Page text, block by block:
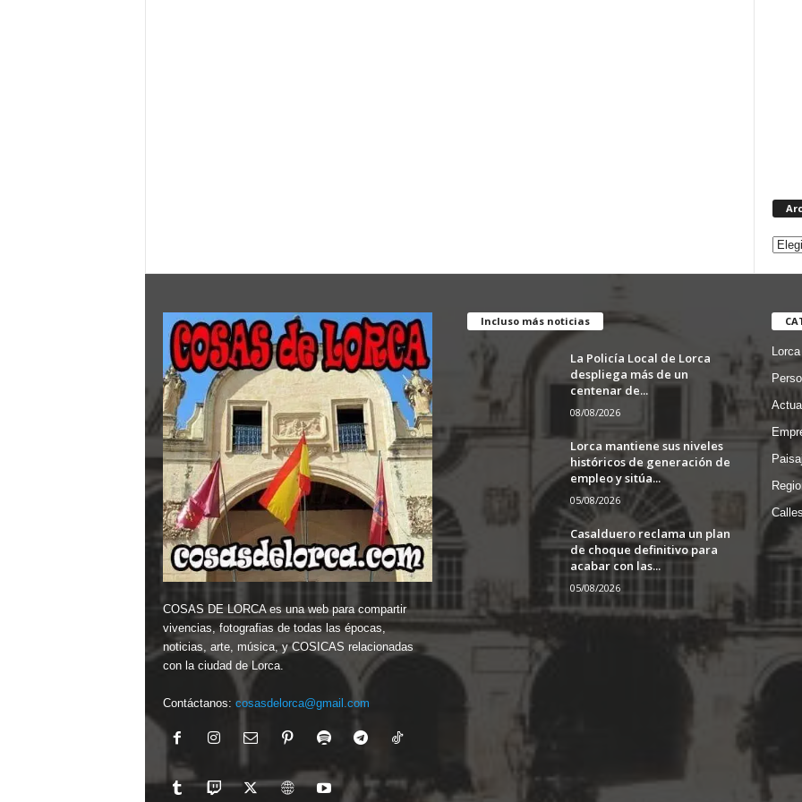
COSAS DE LORCA es una web para compartir
vivencias, fotografias de todas las épocas,
noticias, arte, música, y COSICAS relacionadas
con la ciudad de Lorca.
Contáctanos: cosasdelorca@gmail.com
Incluso más noticias
La Policía Local de Lorca
despliega más de un
centenar de...
08/08/2026
Lorca mantiene sus niveles
históricos de generación de
empleo y sitúa...
05/08/2026
Casalduero reclama un plan
de choque definitivo para
acabar con las...
05/08/2026
Lorca